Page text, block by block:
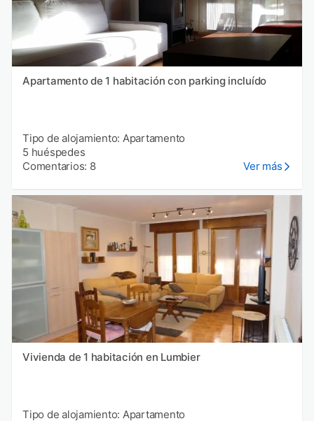
Apartamento de 1 habitación con parking incluído
Tipo de alojamiento: Apartamento
5 huéspedes
Comentarios: 8
Ver más
Vivienda de 1 habitación en Lumbier
Tipo de alojamiento: Apartamento